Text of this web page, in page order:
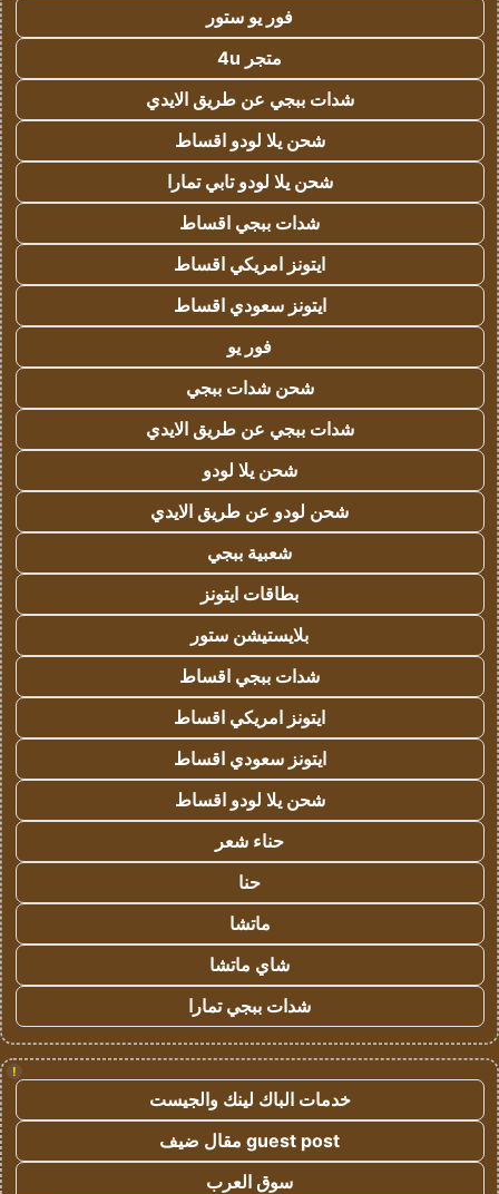
فور يو ستور
متجر 4u
شدات ببجي عن طريق الايدي
شحن يلا لودو اقساط
شحن يلا لودو تابي تمارا
شدات ببجي اقساط
ايتونز امريكي اقساط
ايتونز سعودي اقساط
فور يو
شحن شدات ببجي
شدات ببجي عن طريق الايدي
شحن يلا لودو
شحن لودو عن طريق الايدي
شعبية ببجي
بطاقات ايتونز
بلايستيشن ستور
شدات ببجي اقساط
ايتونز امريكي اقساط
ايتونز سعودي اقساط
شحن يلا لودو اقساط
حناء شعر
حنا
ماتشا
شاي ماتشا
شدات ببجي تمارا
!
خدمات الباك لينك والجيست
guest post مقال ضيف
سوق العرب